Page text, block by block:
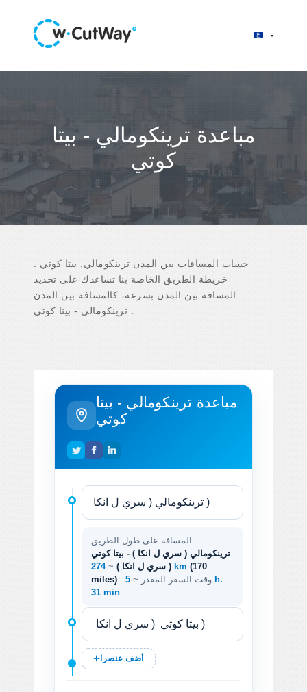
مباعدة ترينكومالي - بيتا
كوتي
حساب المسافات بين المدن ترينكومالي, بيتا كوتي .
خريطة الطريق الخاصة بنا تساعدك على تحديد
المسافة بين المدن بسرعة، كالمسافة بين المدن
مباعدة ترينكومالي - بيتا
كوتي
المسافة على طول الطريق
ترينكومالي ( سري ل انكا ) - بيتا كوتي
( سري ل انكا ) ~ 274 km (170
miles)
. وقت السفر المقدر ~ 5 h.
31 min
أضف عنصرا